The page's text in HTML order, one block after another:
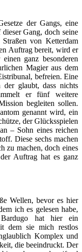
der Gangs, eine
Gang, doch seine
von Ketterdam
Auftrag bereit, wird er
ganz besonderen
Magier aus dem
befreien. Eine
glaubt, dass nichts
er fünf weitere
begleiten sollen.
genannt wird, ein
der Glücksspielen
– Sohn eines reichen
Diese sechs machen
zu machen, doch eines
Auftrag hat es ganz
Wellen, bevor es hier
ich es gelesen habe,
hat hier ein
dem sie mich restlos
Komplex und
die beeindruckt. Der